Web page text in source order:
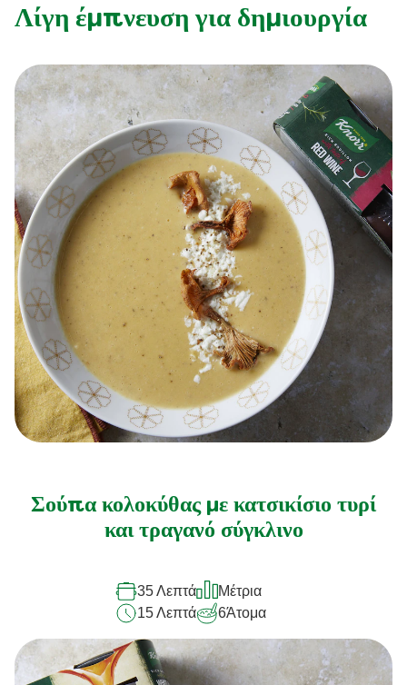
Λίγη έμπνευση για δημιουργία
Σούπα κολοκύθας με κατσικίσιο τυρί
και τραγανό σύγκλινο
35 Λεπτά
Μέτρια
15 Λεπτά
6Άτομα